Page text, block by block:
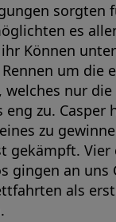
sorgten
es
Können
um die
nur die
zu. Casper
zu
gekämpft. Vier
gingen an uns
als